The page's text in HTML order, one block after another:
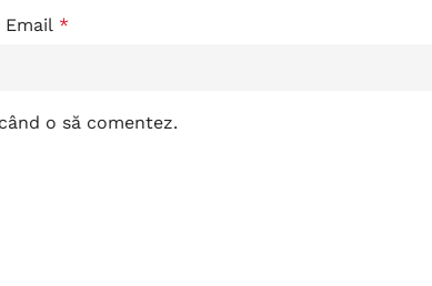
Email *
o să comentez.